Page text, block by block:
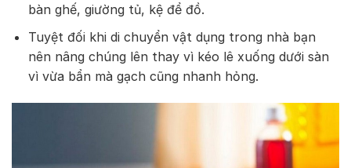
bàn ghế, giường tủ, kệ để đồ.
Tuyệt đối khi di chuyển vật dụng trong nhà bạn
nên nâng chúng lên thay vì kéo lê xuống dưới sàn
vì vừa bẩn mà gạch cũng nhanh hỏng.